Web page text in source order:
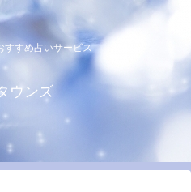
すすめ占いサービス
ウンズ